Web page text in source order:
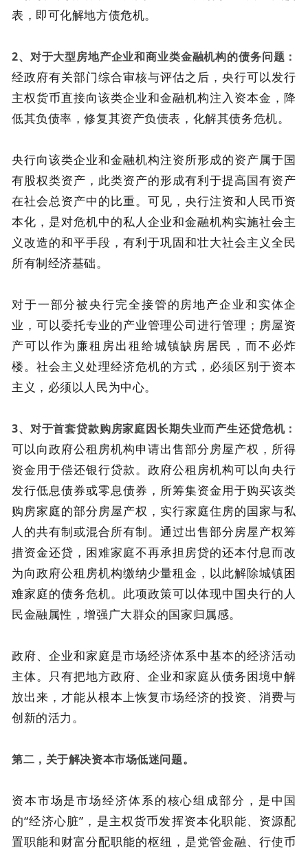
表，即可化解地方债危机。
2、对于大型房地产企业和商业类金融机构的债务问题：
经政府有关部门综合审核与评估之后，央行可以发行
主权货币直接向该类企业和金融机构注入资本金，降
低其负债率，修复其资产负债表，化解其债务危机。
央行向该类企业和金融机构注资所形成的资产属于国
有股权类资产，此类资产的形成有利于提高国有资产
在社会总资产中的比重。可见，央行注资和人民币资
本化，是对危机中的私人企业和金融机构实施社会主
义改造的和平手段，有利于巩固和壮大社会主义全民
所有制经济基础。
对于一部分被央行完全接管的房地产企业和实体企
业，可以委托专业的产业管理公司进行管理；房屋资
产可以作为廉租房出租给城镇缺房居民，而不必炸
楼。社会主义处理经济危机的方式，必须区别于资本
主义，必须以人民为中心。
3、对于首套贷款购房家庭因长期失业而产生还贷危机：
可以向政府公租房机构申请出售部分房屋产权，所得
资金用于偿还银行贷款。政府公租房机构可以向央行
发行低息债券或零息债券，所筹集资金用于购买该类
购房家庭的部分房屋产权，实行家庭住房的国家与私
人的共有制或混合所有制。通过出售部分房屋产权筹
措资金还贷，困难家庭不再承担房贷的还本付息而改
为向政府公租房机构缴纳少量租金，以此解除城镇困
难家庭的债务危机。此项政策可以体现中国央行的人
民金融属性，增强广大群众的国家归属感。
政府、企业和家庭是市场经济体系中基本的经济活动
主体。只有把地方政府、企业和家庭从债务困境中解
放出来，才能从根本上恢复市场经济的投资、消费与
创新的活力。
第二，关于解决资本市场低迷问题。
资本市场是市场经济体系的核心组成部分，是中国
的“经济心脏”，是主权货币发挥资本化职能、资源配
置职能和财富分配职能的枢纽，是党管金融、行使币